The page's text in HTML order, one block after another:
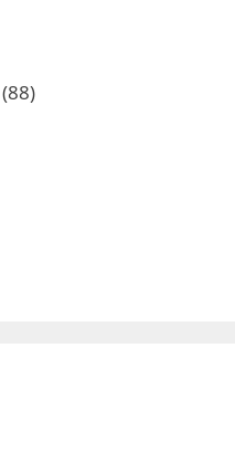
(88)